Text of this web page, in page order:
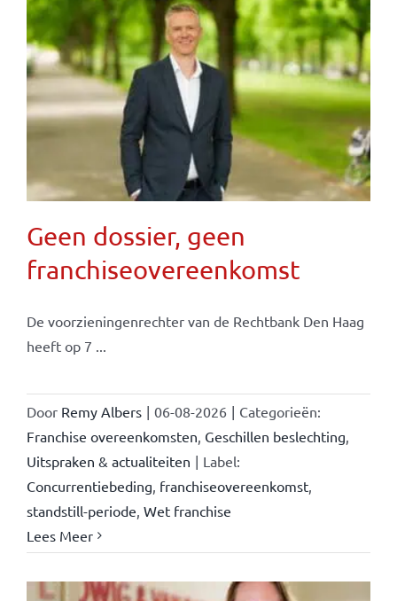
Geen dossier, geen
franchiseovereenkomst
De voorzieningenrechter van de Rechtbank Den Haag
heeft op 7 ...
Door Remy Albers | 06-08-2026 | Categorieën:
Franchise overeenkomsten, Geschillen beslechting,
Uitspraken & actualiteiten | Label:
Concurrentiebeding, franchiseovereenkomst,
standstill-periode, Wet franchise
Lees Meer